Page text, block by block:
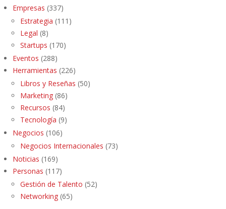
Empresas (337)
Estrategia (111)
Legal (8)
Startups (170)
Eventos (288)
Herramientas (226)
Libros y Reseñas (50)
Marketing (86)
Recursos (84)
Tecnología (9)
Negocios (106)
Negocios Internacionales (73)
Noticias (169)
Personas (117)
Gestión de Talento (52)
Networking (65)